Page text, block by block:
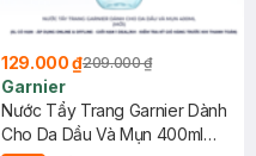
129.000 ₫209.000 ₫
Garnier
Nước Tẩy Trang Garnier Dành
Cho Da Dầu Và Mụn 400ml